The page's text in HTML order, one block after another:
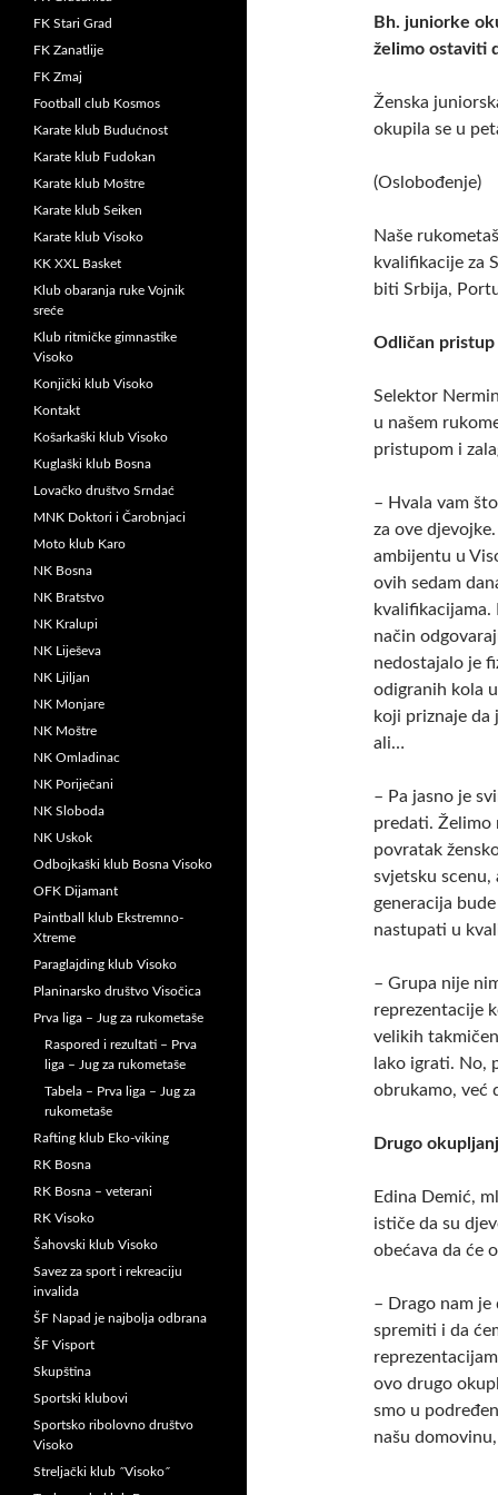
Bh. juniorke
želimo ostaviti
Ženska
okupila se u
(Oslobođenje)
Naše
kvalifikacije za
biti Srbija,
Odličan pristup
Selektor
u našem
pristupom i
– Hvala vam
za ove
ambijentu u
ovih sedam
način
nedostajalo je
odigranih kola
koji priznaje da
ali…
– Pa jasno je
predati. Želimo
povratak
svjetsku scenu,
generacija
nastupati u
– Grupa nije
reprezentacije
velikih
lako igrati. No,
obrukamo, već
Drugo
Edina Demić,
ističe da su
obećava da će
– Drago nam je
spremiti i da
ovo drugo
smo u
našu
FK Stari Grad
FK Zanatlije
FK Zmaj
Football club Kosmos
Karate klub Budućnost
Karate klub Fudokan
Karate klub Moštre
Karate klub Seiken
Karate klub Visoko
KK XXL Basket
Klub obaranja ruke Vojnik
sreće
Klub ritmičke gimnastike
Visoko
Konjički klub Visoko
Kontakt
Košarkaški klub Visoko
Kuglaški klub Bosna
Lovačko društvo Srndać
MNK Doktori i Čarobnjaci
Moto klub Karo
NK Bosna
NK Bratstvo
NK Kralupi
NK Liješeva
NK Ljiljan
NK Monjare
NK Moštre
NK Omladinac
NK Poriječani
NK Sloboda
NK Uskok
Odbojkaški klub Bosna Visoko
OFK Dijamant
Paintball klub Ekstremno-
Xtreme
Paraglajding klub Visoko
Planinarsko društvo Visočica
Prva liga – Jug za rukometaše
Raspored i rezultati – Prva
liga – Jug za rukometaše
Tabela – Prva liga – Jug za
rukometaše
Rafting klub Eko-viking
RK Bosna
RK Bosna – veterani
RK Visoko
Šahovski klub Visoko
Savez za sport i rekreaciju
invalida
ŠF Napad je najbolja odbrana
ŠF Visport
Skupština
Sportski klubovi
Sportsko ribolovno društvo
Visoko
Streljački klub ˝Visoko˝